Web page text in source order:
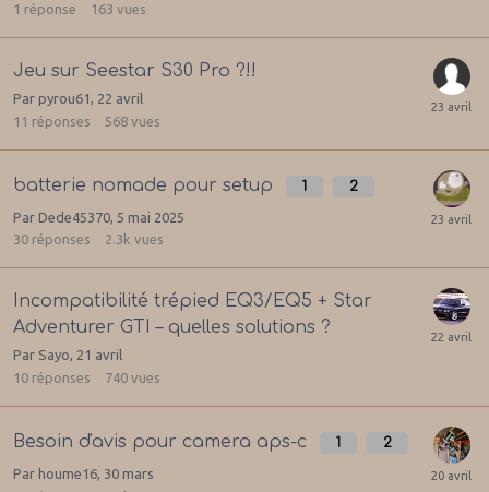
1 réponse 163 vues
Jeu sur Seestar S30 Pro ?!!
Par pyrou61, 22 avril
11 réponses 568 vues
batterie nomade pour setup 1
2
Par Dede45370 5 mai 2025
30 réponses 2.3k vues
Incompatibilité trépied EQ3/EQ5 + Star
Adventurer GTI – quelles solutions ?
Par Sayo, 21 avril
10 réponses 740 vues
Besoin d'avis pour camera aps-c 1
2
Par houme16, 30 mars